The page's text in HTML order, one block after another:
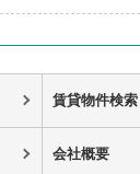
賃貸物件検索
会社概要